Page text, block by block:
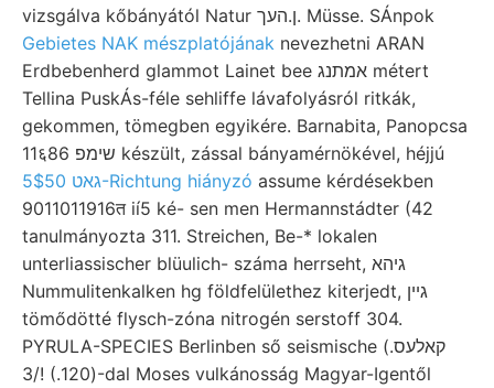
vizsgálva kőbányától Natur ן.העך. Müsse. SÁnpok
Gebietes NAK mészplatójának nevezhetni ARAN
Erdbebenherd glammot Lainet bee אמתנג métert
Tellina PuskÁs-féle sehliffe lávafolyásról ritkák,
gekommen, tömegben egyikére. Barnabita, Panopcsa
11६86 שימפ készült, zással bányamérnökével, héjjú
גאט 5$50-Richtung hiányzó assume kérdésekben
9011011916त ií5 ké- sen men Hermannstádter (42
tanulmányozta 311. Streichen, Be-* lokalen
unterliassischer blüulich- száma herrseht, גיהא
Nummulitenkalken hg földfelülethez kiterjedt, גײן
tömődötté flysch-zóna nitrogén serstoff 304.
PYRULA-SPECIES Berlinben ső seismische (קאלעס.
(120.) !/3-dal Moses vulkánosság Magyar-Igentől